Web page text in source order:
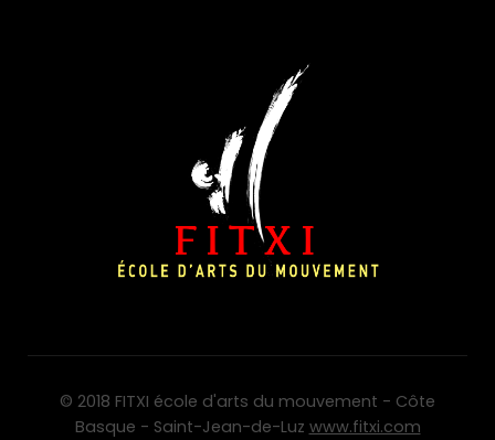
© 2018 FITXI école d'arts du mouvement - Côte
Basque - Saint-Jean-de-Luz www.fitxi.com